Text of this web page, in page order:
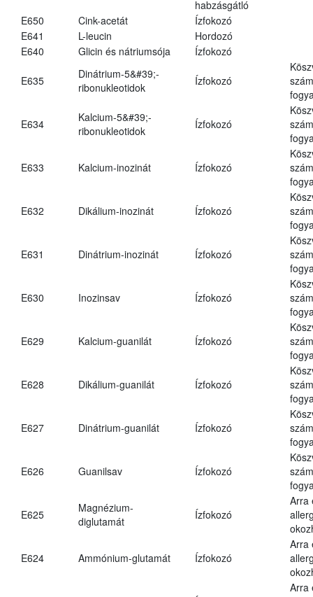
habzásgátló
E650
Cink-acetát
Ízfokozó
E641
L-leucin
Hordozó
E640
Glicin és nátriumsója Ízfokozó
E635
Dinátrium-5&#39;-
ribonukleotidok
Ízfokozó
E634
Kalcium-5&#39;-
ribonukleotidok
Ízfokozó
E633 Kalcium-inozinát Ízfokozó
E632 Dikálium-inozinát Ízfokozó
E631 Dinátrium-inozinát Ízfokozó
E630 Inozinsav Ízfokozó
E629 Kalcium-guanilát Ízfokozó
E628 Dikálium-guanilát Ízfokozó
E627 Dinátrium-guanilát Ízfokozó
E626 Guanilsav Ízfokozó
E625
Magnézium-
diglutamát
Ízfokozó
Arra
E624 Ammónium-glutamát Ízfokozó
Arra
Arra